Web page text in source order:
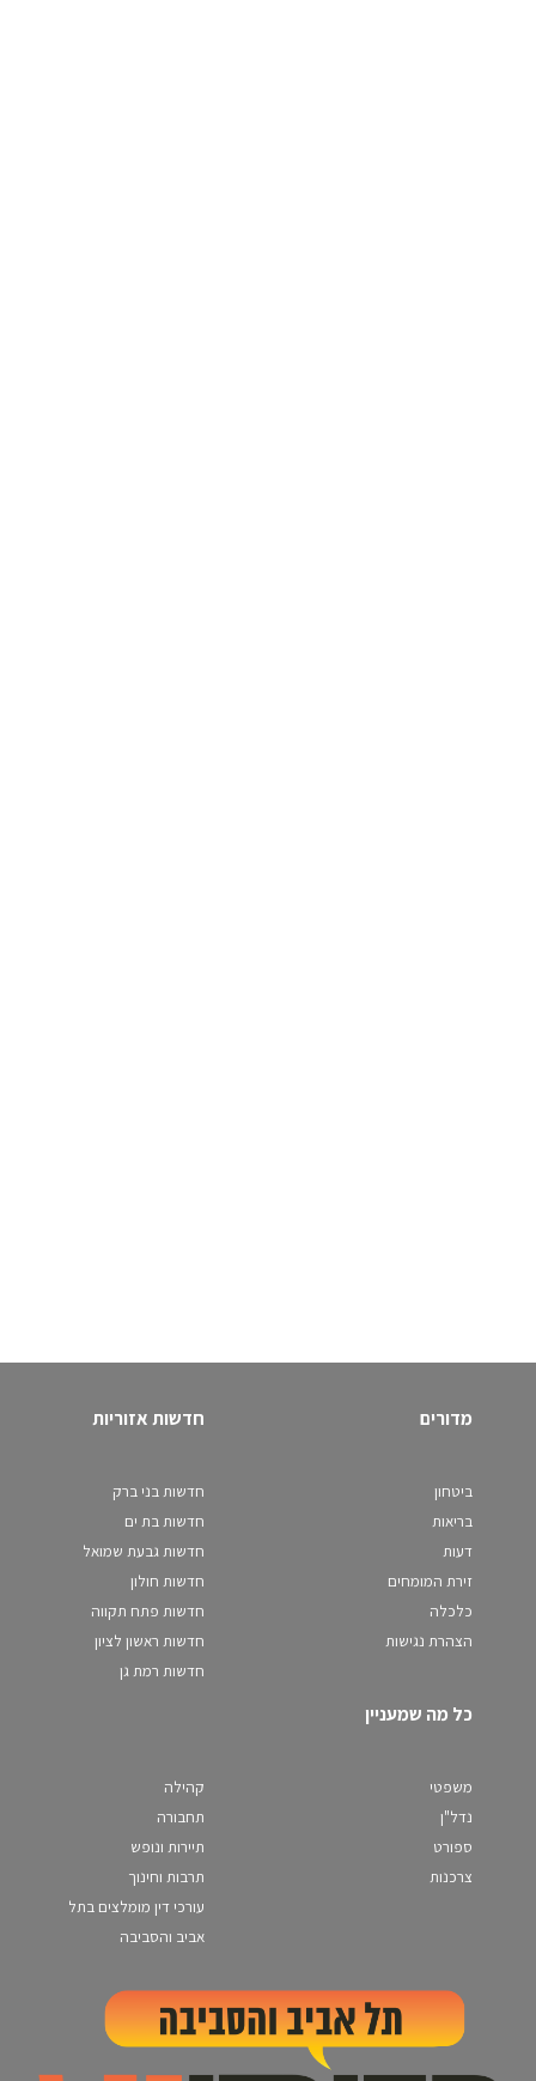
מדורים
ביטחון
בריאות
דעות
זירת המומחים
כלכלה
הצהרת נגישות
חדשות אזוריות
חדשות בני ברק
חדשות בת ים
חדשות גבעת שמואל
חדשות חולון
חדשות פתח תקווה
חדשות ראשון לציון
חדשות רמת גן
כל מה שמעניין
משפטי
נדל"ן
ספורט
צרכנות
קהילה
תחבורה
תיירות ונופש
תרבות וחינוך
עורכי דין מומלצים בתל
אביב והסביבה